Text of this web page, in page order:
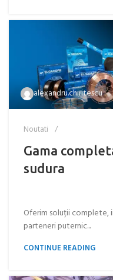
alexandru.chiritescu
Noutati
Gama
sudura
Oferim soluții complete,
parteneri puternic...
CONTINUE READING